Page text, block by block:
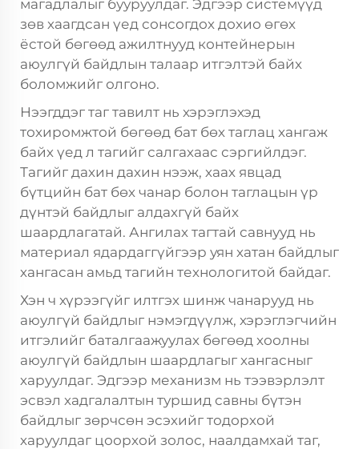
магадлалыг бууруулдаг. Эдгээр системүүд
зөв хаагдсан үед сонсогдох дохио өгөх
ёстой бөгөөд ажилтнууд контейнерын
аюулгүй байдлын талаар итгэлтэй байх
боломжийг олгоно.
Нээгддэг таг тавилт нь хэрэглэхэд
тохиромжтой бөгөөд бат бөх таглац хангаж
байх үед л тагийг салгахаас сэргийлдэг.
Тагийг дахин дахин нээж, хаах явцад
бүтцийн бат бөх чанар болон таглацын үр
дүнтэй байдлыг алдахгүй байх
шаардлагатай. Ангилах тагтай савнууд нь
материал ядардаггүйгээр уян хатан байдлыг
хангасан амьд тагийн технологитой байдаг.
Хэн ч хүрээгүйг илтгэх шинж чанарууд нь
аюулгүй байдлыг нэмэгдүүлж, хэрэглэгчийн
итгэлийг баталгаажуулах бөгөөд хоолны
аюулгүй байдлын шаардлагыг хангасныг
харуулдаг. Эдгээр механизм нь тээвэрлэлт
эсвэл хадгалалтын туршид савны бүтэн
байдлыг зөрчсөн эсэхийг тодорхой
харуулдаг цоорхой золос, наалдамхай таг,